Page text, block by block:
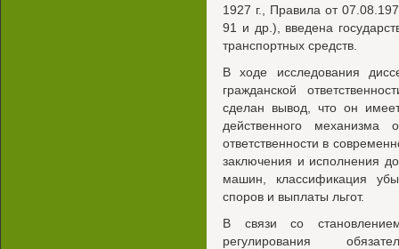
1927 г., Правила от
91 и др.), введена
транспортных средств.
В ходе исследования
гражданской
сделан вывод, что он
действенного механизма
ответственности в
заключения и исполнения
машин, классификация
споров и выплаты льгот.
В связи со
регулирования